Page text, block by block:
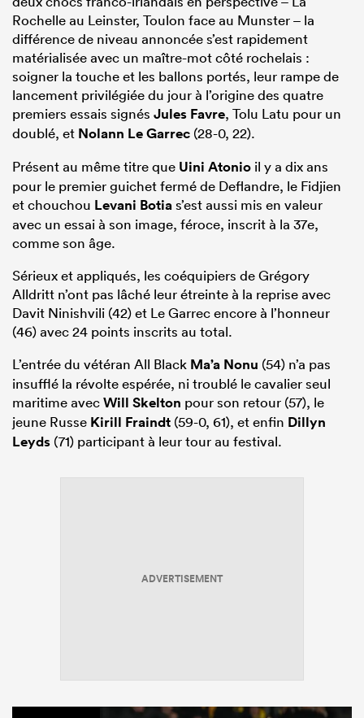
Rochelle au Leinster, Toulon face au Munster – la
différence de niveau annoncée s’est rapidement
matérialisée avec un maître-mot côté rochelais :
soigner la touche et les ballons portés, leur rampe de
lancement privilégiée du jour à l’origine des quatre
premiers essais signés Jules Favre, Tolu Latu pour un
doublé, et Nolann Le Garrec (28-0, 22).
Présent au même titre que Uini Atonio il y a dix ans
pour le premier guichet fermé de Deflandre, le Fidjien
et chouchou Levani Botias’est aussi mis en valeur
avec un essai à son image, féroce, inscrit à la 37e,
comme son âge.
Sérieux et appliqués, les coéquipiers de Grégory
Alldritt n’ont pas lâché leur étreinte à la reprise avec
Davit Ninishvili (42) et Le Garrec encore à l’honneur
(46) avec 24 points inscrits au total.
L’entrée du vétéran All Black Ma’a Nonu (54) n’a pas
insufflé la révolte espérée, ni troublé le cavalier seul
maritime avecWill Skelton pour son retour (57), le
jeune Russe Kirill Fraindt (59-0, 61), et enfin Dillyn
Leyds (71) participant à leur tour au festival.
ADVERTISEMENT